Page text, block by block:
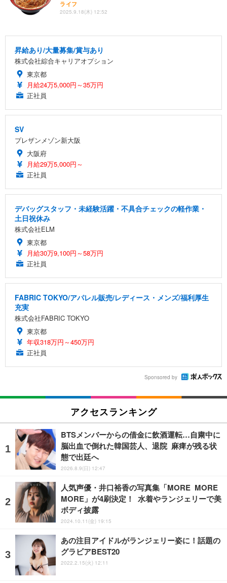
ライフ
2025.9.18(木) 12:52
昇給あり/大量募集/賞与あり
株式会社綜合キャリアオプション
東京都
月給24万5,000円～35万円
正社員
SV
プレザンメゾン新大阪
大阪府
月給29万5,000円～
正社員
デバッグスタッフ・未経験活躍・不具合チェックの軽作業・
土日祝休み
株式会社ELM
東京都
月給30万9,100円～58万円
正社員
FABRIC TOKYO/アパレル販売/レディース・メンズ/福利厚生
充実
株式会社FABRIC TOKYO
東京都
年収318万円～450万円
正社員
Sponsored by
アクセスランキング
BTSメンバーからの借金に飲酒運転…自粛中に
脳出血で倒れた韓国芸人、退院 麻痺が残る状
態で出廷へ
2026.8.9(日) 12:47
人気声優・井口裕香の写真集「MORE MORE
MORE」が4刷決定！ 水着やランジェリーで美
ボディ披露
2024.10.11(金) 19:15
あの注目アイドルがランジェリー姿に！話題の
グラビアBEST20
2022.2.15(火) 12:11